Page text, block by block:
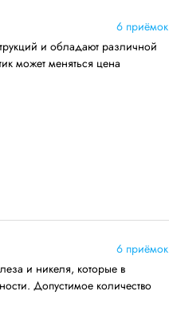
6 приёмок
и обладают различной
может меняться цена
6 приёмок
и никеля, которые в
Допустимое количество